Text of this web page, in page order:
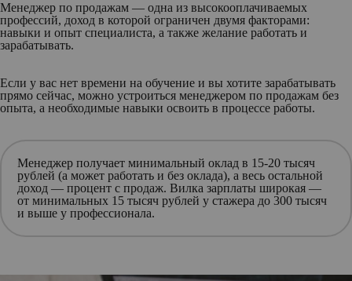
Менеджер по продажам — одна из высокооплачиваемых
профессий, доход в которой ограничен двумя факторами:
навыки и опыт специалиста, а также желание работать и
зарабатывать.
Если у вас нет времени на обучение и вы хотите зарабатывать
прямо сейчас, можно устроиться менеджером по продажам без
опыта, а необходимые навыки освоить в процессе работы.
Менеджер получает минимальный оклад в 15-20 тысяч
рублей (а может работать и без оклада), а весь остальной
доход — процент с продаж. Вилка зарплаты широкая —
от минимальных 15 тысяч рублей у стажера до 300 тысяч
и выше у профессионала.